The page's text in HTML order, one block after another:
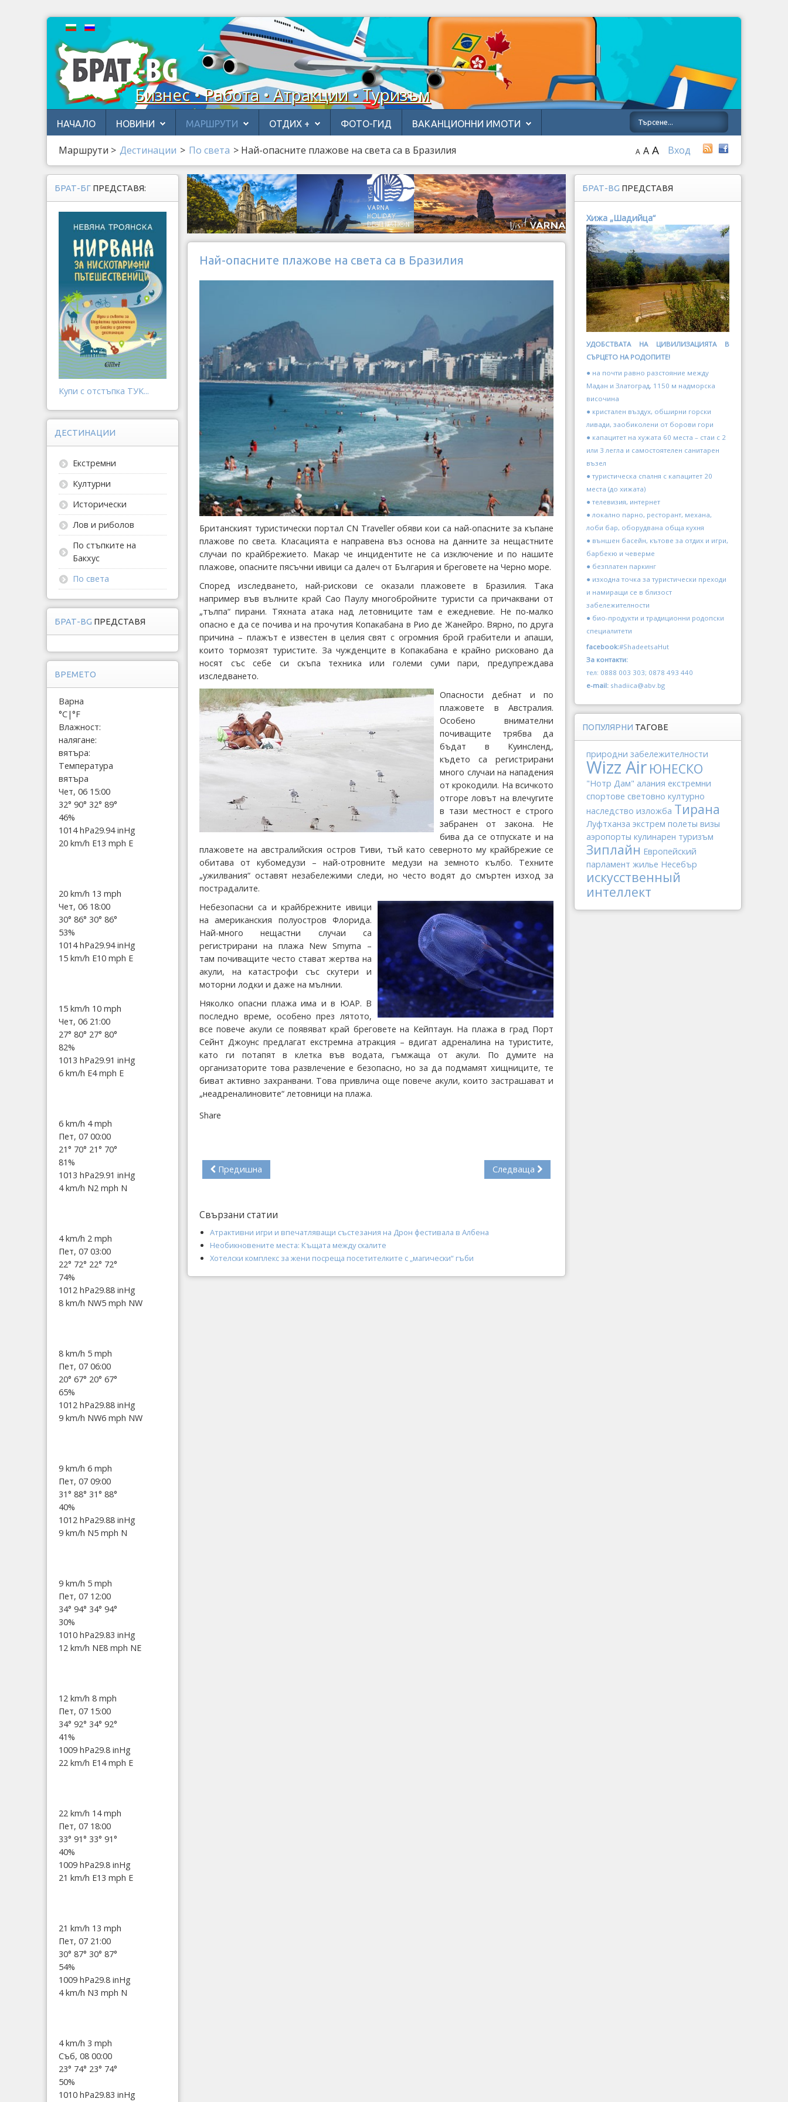
Бизнес • Работа • Атракции • Туризъм
НАЧАЛО НОВИНИ МАРШРУТИ ОТДИХ + ФОТО-ГИД ВАКАНЦИОННИ ИМОТИ
Маршрути > Дестинации > По света > Най-опасните плажове на света са в Бразилия Вход
A A A
Най-опасните плажове на света са в Бразилия
Британският туристически портал CN Traveller обяви кои са най-опасните за къпане
плажове по света. Класацията е направена въз основа на данните за нещастните
случаи по крайбрежието. Макар че инцидентите не са изключение и по нашите
плажове, опасните пясъчни ивици са далеч от България и бреговете на Черно море.
Според изследването, най-рискови се оказали плажовете в Бразилия. Така
например във вълните край Сао Паулу многобройните туристи са причаквани от
„тълпа“ пирани. Тяхната атака над летовниците там е ежедневие. Не по-малко
опасно е да се почива и на прочутия Копакабана в Рио де Жанейро. Вярно, по друга
причина – плажът е известен в целия свят с огромния брой грабители и апаши,
които тормозят туристите. За чужденците в Копакабана е крайно рисковано да
носят със себе си скъпа техника или големи суми пари, предупреждава
изследването.
Опасности дебнат и по
плажовете в Австралия.
Особено внимателни
почиващите трябва да
бъдат в Куинсленд,
където са регистрирани
много случаи на нападения
от крокодили. На всичкото
отгоре ловът на влечугите
в тази местност е строго
забранен от закона. Не
бива да се отпускате и на
плажовете на австралийския остров Тиви, тъй като северното му крайбрежие се
обитава от кубомедузи – най-отровните медузи на земното кълбо. Техните
„ужилвания“ оставят незабележими следи, но често водят до смъртен изход за
пострадалите.
Небезопасни са и крайбрежните ивици
на американския полуостров Флорида.
Най-много нещастни случаи са
регистрирани на плажа New Smyrna –
там почиващите често стават жертва на
акули, на катастрофи със скутери и
моторни лодки и даже на мълнии.
Няколко опасни плажа има и в ЮАР. В
последно време, особено през лятото,
все повече акули се появяват край бреговете на Кейптаун. На плажа в град Порт
Сейнт Джоунс предлагат екстремна атракция – вдигат адреналина на туристите,
като ги потапят в клетка във водата, гъмжаща от акули. По думите на
организаторите това развлечение е безопасно, но за да подмамят хищниците, те
биват активно захранвани. Това привлича още повече акули, които застрашават и
„неадреналиновите“ летовници на плажа.
Share
Предишна Следваща
Свързани статии
Атрактивни игри и впечатляващи състезания на Дрон фестивала в Албена
Необикновените места: Къщата между скалите
Хотелски комплекс за жени посреща посетителките с „магически“ гъби
БРАТ-БГ ПРЕДСТАВЯ:
Купи с отстъпка ТУК...
ДЕСТИНАЦИИ
Екстремни
Културни
Исторически
Лов и риболов
По стъпките на
Бакхус
По света
БРАТ-BG ПРЕДСТАВЯ
ВРЕМЕТО
Варна
°C|°F
Влажност:
налягане:
вятъра:
Температура
вятъра
Чет, 06 15:00
32° 90° 32° 89°
46%
1014 hPa29.94 inHg
20 km/h E13 mph E
20 km/h 13 mph
Чет, 06 18:00
30° 86° 30° 86°
53%
1014 hPa29.94 inHg
15 km/h E10 mph E
15 km/h 10 mph
Чет, 06 21:00
27° 80° 27° 80°
82%
1013 hPa29.91 inHg
6 km/h E4 mph E
6 km/h 4 mph
Пет, 07 00:00
21° 70° 21° 70°
81%
1013 hPa29.91 inHg
4 km/h N2 mph N
4 km/h 2 mph
Пет, 07 03:00
22° 72° 22° 72°
74%
1012 hPa29.88 inHg
8 km/h NW5 mph NW
8 km/h 5 mph
Пет, 07 06:00
20° 67° 20° 67°
65%
1012 hPa29.88 inHg
9 km/h NW6 mph NW
9 km/h 6 mph
Пет, 07 09:00
31° 88° 31° 88°
40%
1012 hPa29.88 inHg
9 km/h N5 mph N
9 km/h 5 mph
Пет, 07 12:00
34° 94° 34° 94°
30%
1010 hPa29.83 inHg
12 km/h NE8 mph NE
12 km/h 8 mph
Пет, 07 15:00
34° 92° 34° 92°
41%
1009 hPa29.8 inHg
22 km/h E14 mph E
22 km/h 14 mph
Пет, 07 18:00
33° 91° 33° 91°
40%
1009 hPa29.8 inHg
21 km/h E13 mph E
21 km/h 13 mph
Пет, 07 21:00
30° 87° 30° 87°
54%
1009 hPa29.8 inHg
4 km/h N3 mph N
4 km/h 3 mph
Съб, 08 00:00
23° 74° 23° 74°
50%
1010 hPa29.83 inHg
БРАТ-BG ПРЕДСТАВЯ
Хижа „Шадийца“
УДОБСТВАТА НА ЦИВИЛИЗАЦИЯТА В
СЪРЦЕТО НА РОДОПИТЕ!
● на почти равно разстояние между
Мадан и Златоград, 1150 м надморска
височина
● кристален въздух, обширни горски
ливади, заобиколени от борови гори
● капацитет на хужата 60 места – стаи с 2
или 3 легла и самостоятелен санитарен
възел
● туристическа спалня с капацитет 20
места (до хижата)
● телевизия, интернет
● локално парно, ресторант, механа,
лоби бар, оборудвана обща кухня
● външен басейн, кътове за отдих и игри,
барбекю и чеверме
● безплатен паркинг
● изходна точка за туристически преходи
и намиращи се в близост
забележителности
● био-продукти и традиционни родопски
специалитети
facebook:#ShadeetsaHut
За контакти:
тел: 0888 003 303; 0878 493 440
e-mail: shadiica@abv.bg
ПОПУЛЯРНИ ТАГОВЕ
природни забележителности
Wizz Air ЮНЕСКО
"Нотр Дам" алания екстремни
спортове световно културно
наследство изложба Тирана
Луфтханза экстрем полеты визы
аэропорты кулинарен туризъм
Зиплайн Европейский
парламент жилье Несебър
искусственный
интеллект